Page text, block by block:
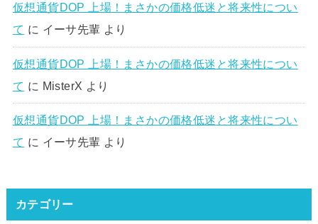
仮想通貨DOP 上場！まさかの価格低迷と将来性につい
て に イーサ先輩 より
仮想通貨DOP 上場！まさかの価格低迷と将来性につい
て に MisterX より
仮想通貨DOP 上場！まさかの価格低迷と将来性につい
て に イーサ先輩 より
カテゴリー